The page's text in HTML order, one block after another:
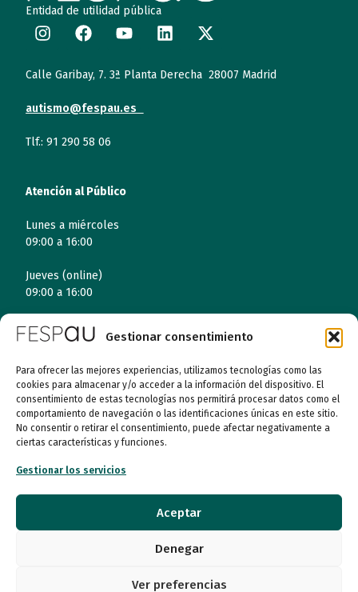
Gestionar consentimiento
Para ofrecer las mejores experiencias, utilizamos tecnologías como las
cookies para almacenar y/o acceder a la información del dispositivo. El
consentimiento de estas tecnologías nos permitirá procesar datos como el
comportamiento de navegación o las identificaciones únicas en este sitio.
No consentir o retirar el consentimiento, puede afectar negativamente a
ciertas características y funciones.
Gestionar los servicios
Aceptar
Denegar
Ver preferencias
Entidad de utilidad pública
Calle Garibay, 7. 3ª Planta Derecha 28007 Madrid
autismo@fespau.es
Tlf.: 91 290 58 06
Atención al Público
Lunes a miércoles
09:00 a 16:00
Jueves (online)
09:00 a 16:00
Viernes (online)
09:00 a 14:00
Quiénes somos
Entidades
Autismo